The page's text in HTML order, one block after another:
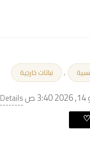
, نباتات خارجية
Details